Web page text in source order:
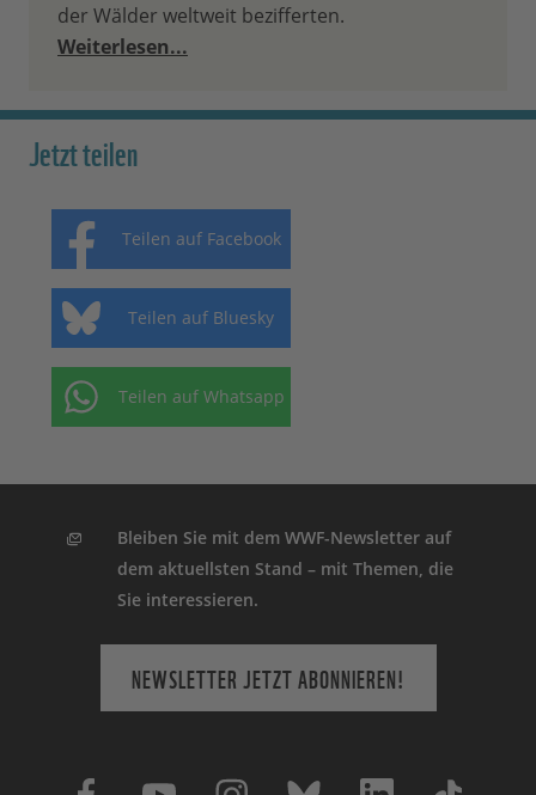
der Wälder weltweit bezifferten.
Weiterlesen...
Jetzt teilen
Teilen auf Facebook
Teilen auf Bluesky
Teilen auf Whatsapp
Bleiben Sie mit dem WWF-Newsletter auf
dem aktuellsten Stand – mit Themen, die
Sie interessieren.
NEWSLETTER JETZT ABONNIEREN!